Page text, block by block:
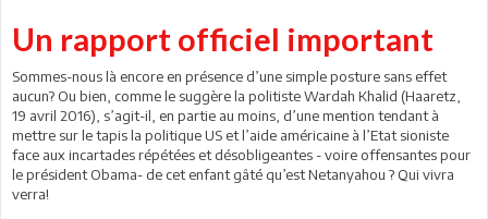
Un rapport officiel important
Sommes-nous là encore en présence d’une simple posture sans effet
aucun? Ou bien, comme le suggère la politiste Wardah Khalid (Haaretz,
19 avril 2016), s’agit-il, en partie au moins, d’une mention tendant à
mettre sur le tapis la politique US et l’aide américaine à l’Etat sioniste
face aux incartades répétées et désobligeantes - voire offensantes pour
le président Obama- de cet enfant gâté qu’est Netanyahou ? Qui vivra
verra!